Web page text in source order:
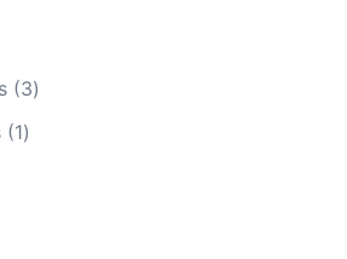
33
11